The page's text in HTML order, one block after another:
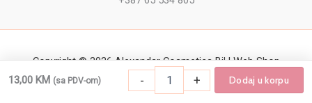
Copyright © 2026 Alexandar Cosmetics BiH Web Shop
13,00 KM (sa PDV-om) -
Stalak za turpije i četkice za nokte ENS
+ Dodaj u korpu